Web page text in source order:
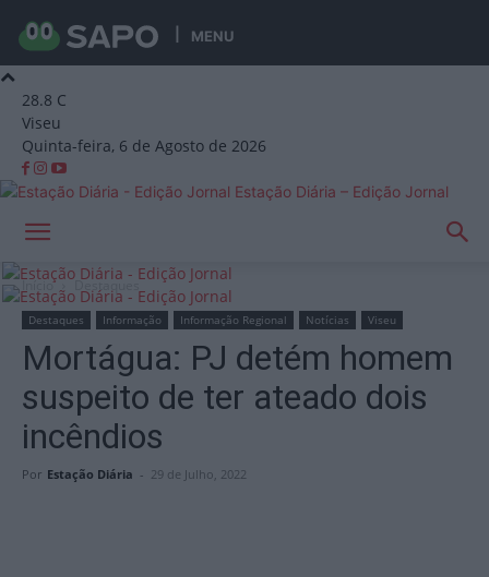
MENU
28.8 C
Viseu
Quinta-feira, 6 de Agosto de 2026
Estação Diária – Edição Jornal
Início Destaques
Destaques Informação Informação Regional Notícias Viseu
Mortágua: PJ detém homem
suspeito de ter ateado dois
incêndios
Por Estação Diária - 29 de Julho, 2022